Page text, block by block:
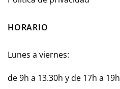
HORARIO
Lunes a viernes:
de 9h a 13.30h y de 17h a 19h